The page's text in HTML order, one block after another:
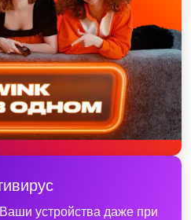
устройства даже при